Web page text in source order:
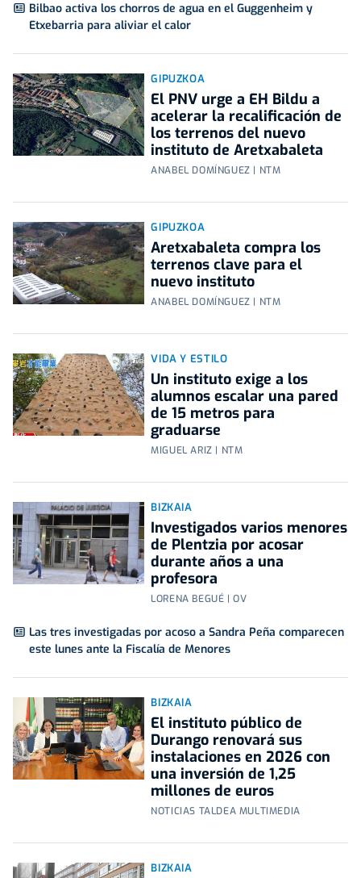
Bilbao activa los chorros de agua en el Guggenheim y
Etxebarria para aliviar el calor
GIPUZKOA
El PNV urge a EH Bildu a
acelerar la recalificación de
los terrenos del nuevo
instituto de Aretxabaleta
ANABEL DOMÍNGUEZ | NTM
GIPUZKOA
Aretxabaleta compra los
terrenos clave para el
nuevo instituto
ANABEL DOMÍNGUEZ | NTM
VIDA Y ESTILO
Un instituto exige a los
alumnos escalar una pared
de 15 metros para
graduarse
MIGUEL ARIZ | NTM
BIZKAIA
Investigados varios menores
de Plentzia por acosar
durante años a una
profesora
LORENA BEGUÉ | OV
Las tres investigadas por acoso a Sandra Peña comparecen
este lunes ante la Fiscalía de Menores
BIZKAIA
El instituto público de
Durango renovará sus
instalaciones en 2026 con
una inversión de 1,25
millones de euros
NOTICIAS TALDEA MULTIMEDIA
BIZKAIA